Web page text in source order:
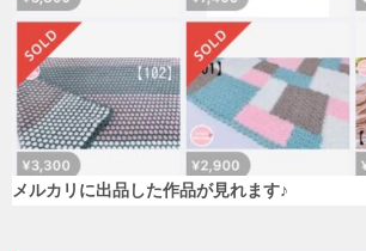
メルカリに出品した作品が見れます♪